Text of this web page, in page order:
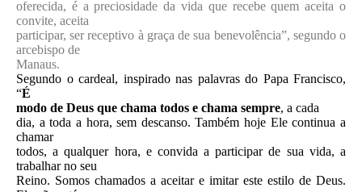
oferecida, é a preciosidade da vida que recebe quem aceita o
convite, aceita
participar, ser receptivo à graça de sua benevolência”, segundo o
arcebispo de
Manaus.
Segundo o cardeal, inspirado nas palavras do Papa Francisco,
“É
modo de Deus que chama todos e chama sempre, a cada
dia, a toda a hora, sem descanso. Também hoje Ele continua a
chamar
todos, a qualquer hora, e convida a participar de sua vida, a
trabalhar no seu
Reino. Somos chamados a aceitar e imitar este estilo de Deus.